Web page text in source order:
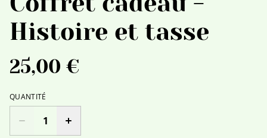
Histoire et tasse
25,00 €
QUANTITÉ